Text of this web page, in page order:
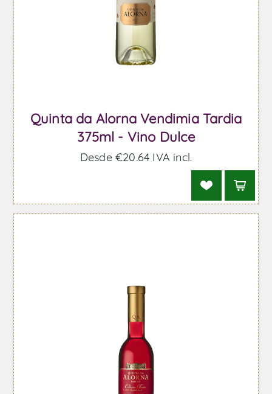
Quinta da Alorna Vendimia Tardia
375ml - Vino Dulce
Desde €20,64 IVA incl.